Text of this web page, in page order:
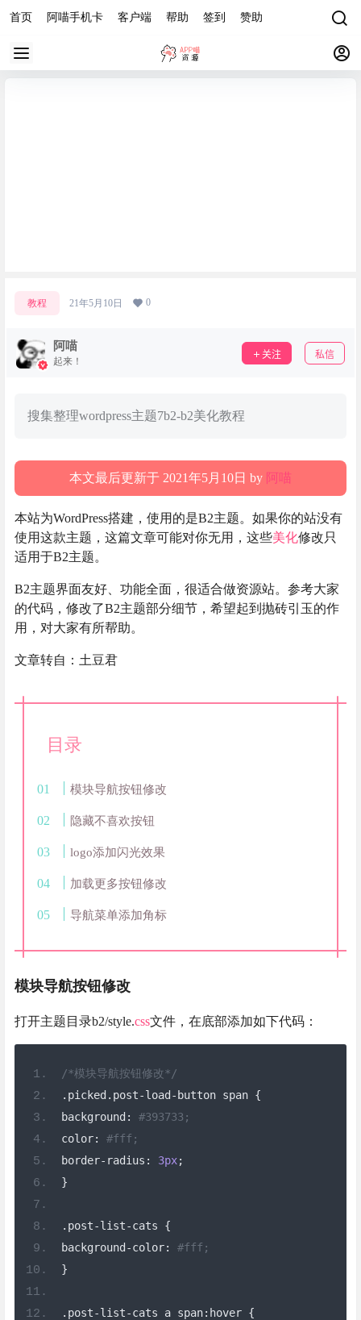
首页 阿喵手机卡 客户端 帮助 签到 赞助
教程 21年5月10日 0
阿喵
起来！
关注 私信
搜集整理wordpress主题7b2-b2美化教程
本文最后更新于 2021年5月10日 by 阿喵
本站为WordPress搭建，使用的是B2主题。如果你的站没有
使用这款主题，这篇文章可能对你无用，这些美化修改只
适用于B2主题。
B2主题界面友好、功能全面，很适合做资源站。参考大家
的代码，修改了B2主题部分细节，希望起到抛砖引玉的作
用，对大家有所帮助。
文章转自：土豆君
目录
模块导航按钮修改
隐藏不喜欢按钮
logo添加闪光效果
加载更多按钮修改
导航菜单添加角标
模块导航按钮修改
打开主题目录b2/style.css文件，在底部添加如下代码：
/*模块导航按钮修改*/
. picked . post-load - button span {
background :
#393733;
color:
#fff;
border- radius : 3px;
}
. post-list-cats {
background -color:
#fff;
}
. post-list-cats a span: hover {